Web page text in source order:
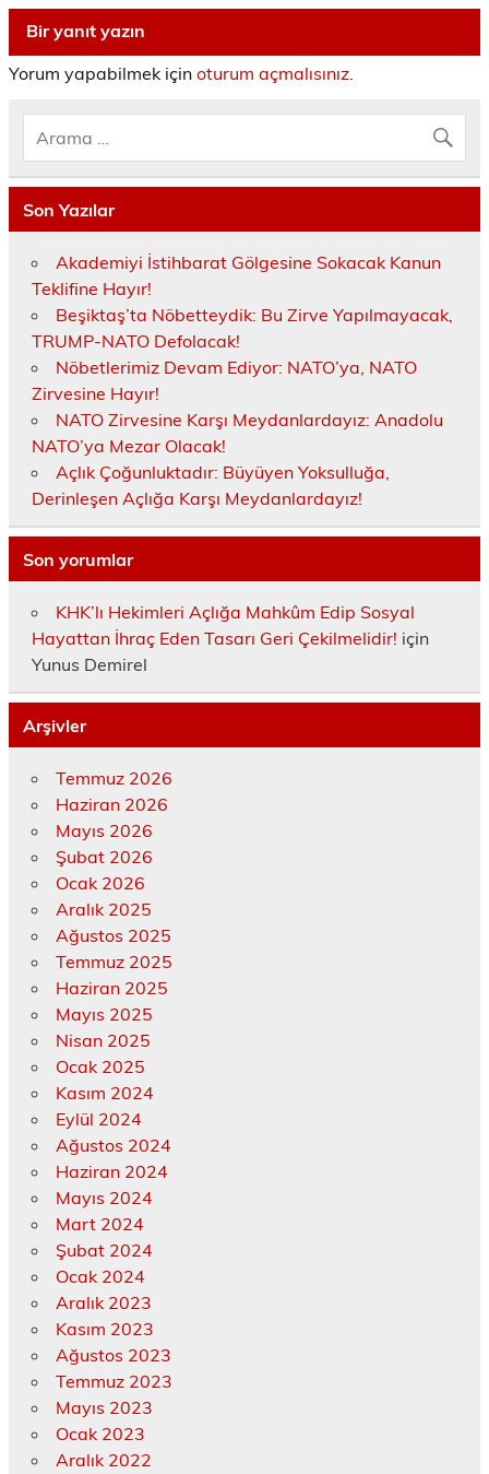
Bir yanıt yazın
Yorum yapabilmek için oturum açmalısınız.
Son Yazılar
Akademiyi İstihbarat Gölgesine Sokacak Kanun
Teklifine Hayır!
Beşiktaş’ta Nöbetteydik: Bu Zirve Yapılmayacak,
TRUMP-NATO Defolacak!
Nöbetlerimiz Devam Ediyor: NATO’ya, NATO
Zirvesine Hayır!
NATO Zirvesine Karşı Meydanlardayız: Anadolu
NATO’ya Mezar Olacak!
Açlık Çoğunluktadır: Büyüyen Yoksulluğa,
Derinleşen Açlığa Karşı Meydanlardayız!
Son yorumlar
KHK’lı Hekimleri Açlığa Mahkûm Edip Sosyal
Hayattan İhraç Eden Tasarı Geri Çekilmelidir! için
Yunus Demirel
Arşivler
Temmuz 2026
Haziran 2026
Mayıs 2026
Şubat 2026
Ocak 2026
Aralık 2025
Ağustos 2025
Temmuz 2025
Haziran 2025
Mayıs 2025
Nisan 2025
Ocak 2025
Kasım 2024
Eylül 2024
Ağustos 2024
Haziran 2024
Mayıs 2024
Mart 2024
Şubat 2024
Ocak 2024
Aralık 2023
Kasım 2023
Ağustos 2023
Temmuz 2023
Mayıs 2023
Ocak 2023
Aralık 2022